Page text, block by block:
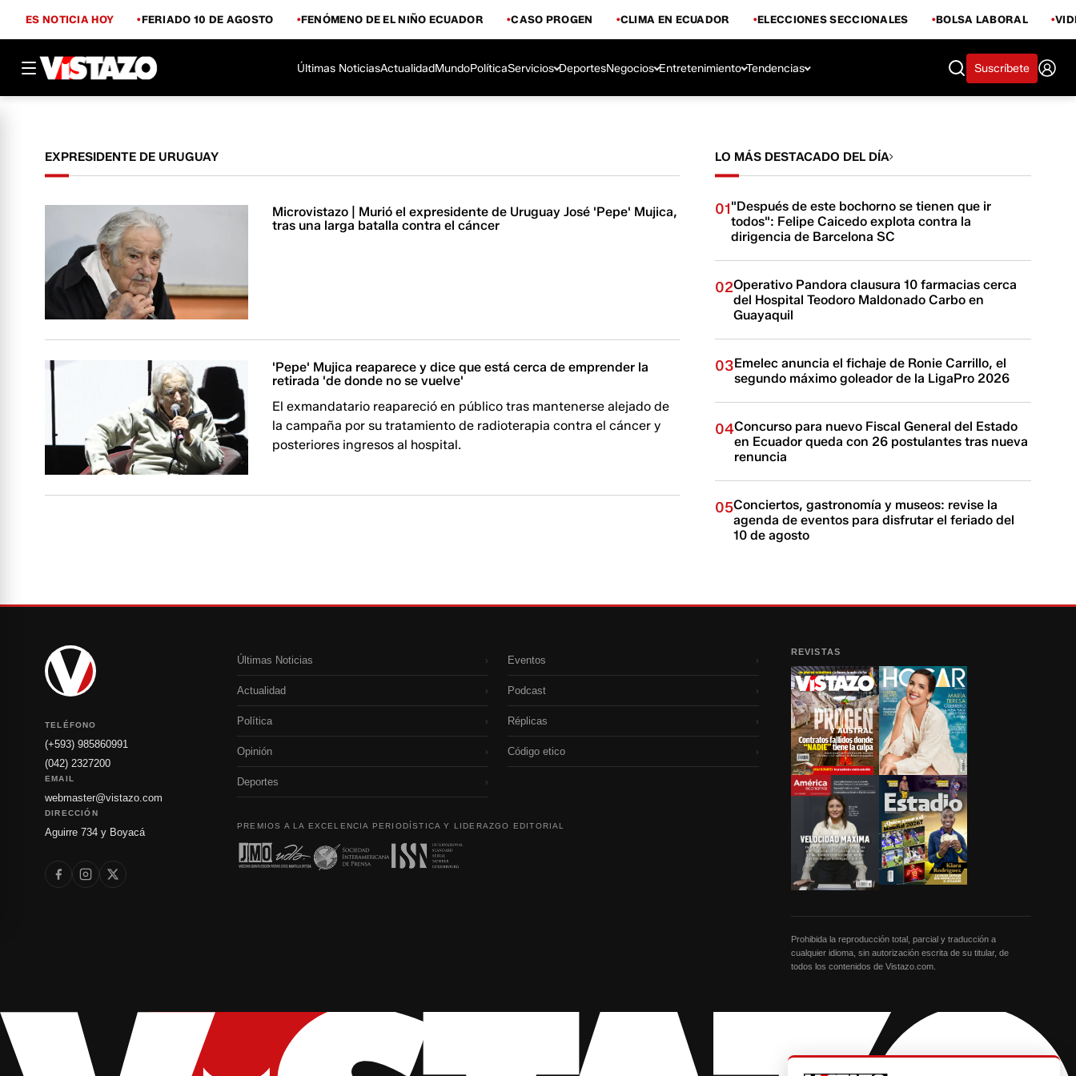
ES NOTICIA HOY FERIADO 10 DE AGOSTO FENÓMENO DE EL NIÑO ECUADOR CASO PROGEN CLIMA EN ECUADOR ELECCIONES SECCIONALES BOLSA LABORAL
Últimas NoticiasActualidadMundoPolíticaServicios DeportesNegocios Entretenimiento Tendencias Suscríbete
EXPRESIDENTE DE URUGUAY
Microvistazo | Murió el expresidente de Uruguay José 'Pepe' Mujica,
tras una larga batalla contra el cáncer
'Pepe' Mujica reaparece y dice que está cerca de emprender la
retirada 'de donde no se vuelve'
El exmandatario reapareció en público tras mantenerse alejado de
la campaña por su tratamiento de radioterapia contra el cáncer y
posteriores ingresos al hospital.
LO MÁS DESTACADO DEL DÍA
01"Después de este bochorno se tienen que ir
todos": Felipe Caicedo explota contra la
dirigencia de Barcelona SC
02Operativo Pandora clausura 10 farmacias cerca
del Hospital Teodoro Maldonado Carbo en
Guayaquil
03Emelec anuncia el fichaje de Ronie Carrillo, el
segundo máximo goleador de la LigaPro 2026
04Concurso para nuevo Fiscal General del Estado
en Ecuador queda con 26 postulantes tras nueva
renuncia
05Conciertos, gastronomía y museos: revise la
agenda de eventos para disfrutar el feriado del
10 de agosto
TELÉFONO
(+593) 985860991
(042) 2327200
EMAIL
webmaster@vistazo.com
DIRECCIÓN
Aguirre 734 y Boyacá
Últimas Noticias ›
Actualidad ›
Política ›
Opinión ›
Deportes ›
Eventos ›
Podcast ›
Réplicas ›
Código etico ›
PREMIOS A LA EXCELENCIA PERIODÍSTICA Y LIDERAZGO EDITORIAL
REVISTAS
Prohibida la reproducción total, parcial y traducción a
cualquier idioma, sin autorización escrita de su titular, de
todos los contenidos de Vistazo.com.